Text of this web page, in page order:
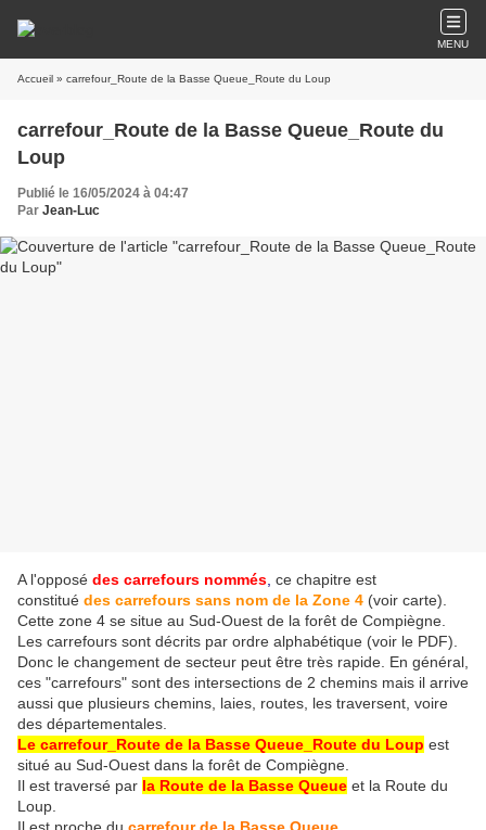
MENU
Accueil » carrefour_Route de la Basse Queue_Route du Loup
carrefour_Route de la Basse Queue_Route du
Loup
Publié le 16/05/2024 à 04:47
Par Jean-Luc
A l'opposé des carrefours nommés ce chapitre est
constitué des carrefours sans nom de la Zone 4 (voir carte)
Cette zone 4 se situe au Sud-Ouest de la forêt de Compiègne.
Les carrefours sont décrits par ordre alphabétique (voir le PDF).
Donc le changement de secteur peut être très rapide. En général,
ces "carrefours" sont des intersections de 2 chemins mais il arrive
aussi que plusieurs chemins, laies, routes, les traversent, voire
des départementales.
Le carrefour_Route de la Basse Queue_Route du Loup est
situé au Sud-Ouest dans la forêt de Compiègne.
Il est traversé par la Route de la Basse Queue et la Route du
Loup